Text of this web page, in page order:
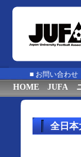
■ お問い合わせ
HOME JUFA
全日本